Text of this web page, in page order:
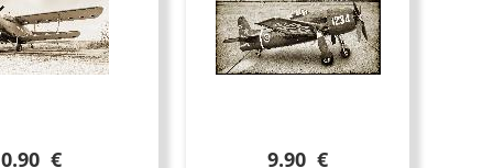
€ 9.90 €